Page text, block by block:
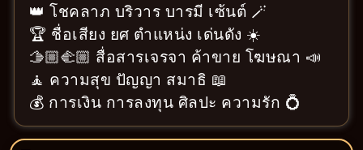
👑 โชคลาภ บริวาร บารมี เซ้นต์ 🪄
🏆 ชื่อเสียง ยศ ตำแหน่ง เด่นดัง ☀️
🫱🏼‍🫲🏼 สื่อสารเจรจา ค้าขาย โฆษณา 📣
🧘 ความสุข ปัญญา สมาธิ 📖
💰 การเงิน การลงทุน ศิลปะ ความรัก 💍